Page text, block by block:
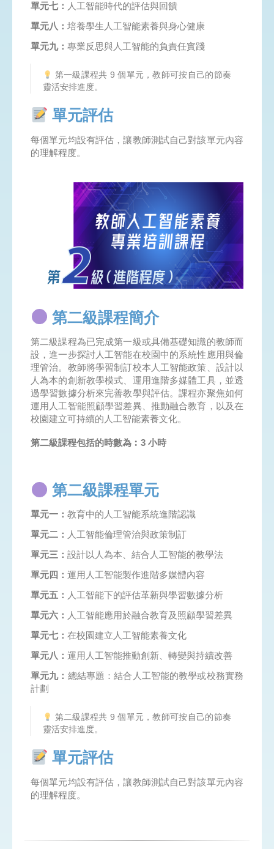
單元七： 人工智能時代的評估與回饋
單元八： 培養學生人工智能素養與身心健康
單元九： 專業反思與人工智能的負責任實踐
第一級課程共 9 個單元，教師可按自己的節奏
靈活安排進度。
單元評估
每個單元均設有評估，讓教師測試自己對該單元內容
的理解程度。
第二級課程簡介
第二級課程為已完成第一級或具備基礎知識的教師而
設，進一步探討人工智能在校園中的系統性應用與倫
理管治。教師將學習制訂校本人工智能政策、設計以
人為本的創新教學模式、運用進階多媒體工具，並透
過學習數據分析來完善教學與評估。課程亦聚焦如何
運用人工智能照顧學習差異、推動融合教育，以及在
校園建立可持續的人工智能素養文化。
第二級課程包括的時數為︰3 小時
第二級課程單元
單元一： 教育中的人工智能系統進階認識
單元二： 人工智能倫理管治與政策制訂
單元三： 設計以人為本、結合人工智能的教學法
單元四： 運用人工智能製作進階多媒體內容
單元五： 人工智能下的評估革新與學習數據分析
單元六： 人工智能應用於融合教育及照顧學習差異
單元七： 在校園建立人工智能素養文化
單元八： 運用人工智能推動創新、轉變與持續改善
單元九： 總結專題：結合人工智能的教學或校務實務
計劃
第二級課程共 9 個單元，教師可按自己的節奏
靈活安排進度。
單元評估
每個單元均設有評估，讓教師測試自己對該單元內容
的理解程度。